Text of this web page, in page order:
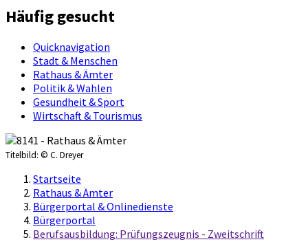
Häufig gesucht
Quicknavigation
Stadt & Menschen
Rathaus & Ämter
Politik & Wahlen
Gesundheit & Sport
Wirtschaft & Tourismus
Titelbild: © C. Dreyer
Startseite
Rathaus & Ämter
Bürgerportal & Onlinedienste
Bürgerportal
Berufsausbildung: Prüfungszeugnis - Zweitschrift